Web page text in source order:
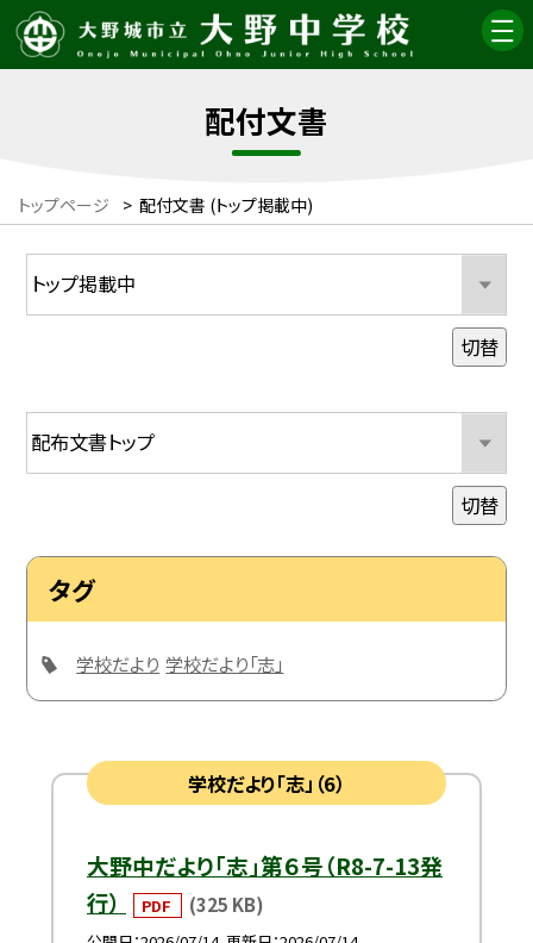
配付文書
トップページ > 配付文書 (トップ掲載中)
切替
切替
タグ
学校だより 学校だより「志」
学校だより「志」（6）
大野中だより「志」第６号（R8-7-13発
行）
PDF (325 KB)